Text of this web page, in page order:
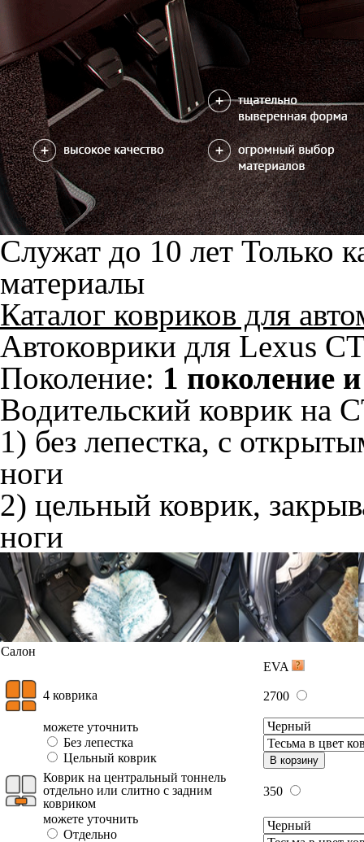
Служат до 10 лет Только
материалы
Каталог ковриков для
Автоковрики для Lexus
Поколение: 1 поколение
Водительский коврик на
1) без лепестка, с
ноги
2) цельный коврик,
ноги
Салон
EVA
4 коврика 2700
можете уточнить
Без лепестка
Цельный коврик
В корзину
Коврик на центральный тоннель
отдельно или слитно с задним
ковриком
350
можете уточнить
Отдельно